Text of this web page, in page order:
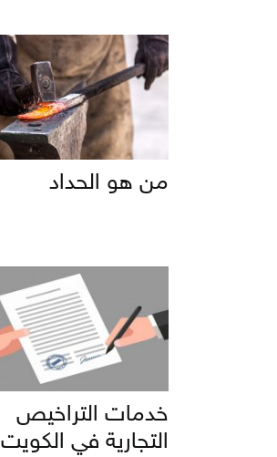
من هو الحداد
خدمات التراخيص
التجارية في الكويت